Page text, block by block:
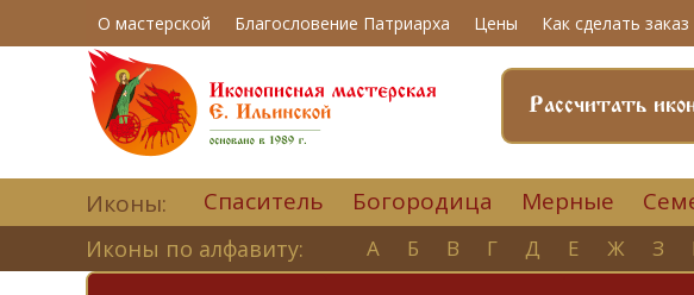
О мастерской Благословение Патриарха Цены Как сделать заказ
Рассчитать
Иконы: Спаситель Богородица Мерные
Иконы по алфавиту: А Б В Г Д Е Ж З